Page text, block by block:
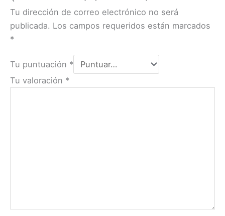
Tu dirección de correo electrónico no será
publicada. Los campos requeridos están marcados
*
Tu puntuación *
Tu valoración *